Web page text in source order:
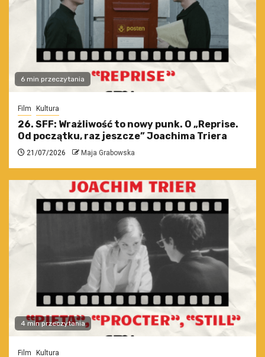
6 min przeczytania
Film Kultura
26. SFF: Wrażliwość to nowy punk. O „Reprise.
Od początku, raz jeszcze” Joachima Triera
21/07/2026 Maja Grabowska
4 min przeczytania
Film Kultura